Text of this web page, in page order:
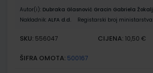
Autor(i): Dubraka Glasnović Gracin Gabriela
Nakladnik: ALFA d.d. Registarski broj ministarstva:
SKU: 556047 CIJENA: 10,50 €
ŠIFRA OMOTA: 500167